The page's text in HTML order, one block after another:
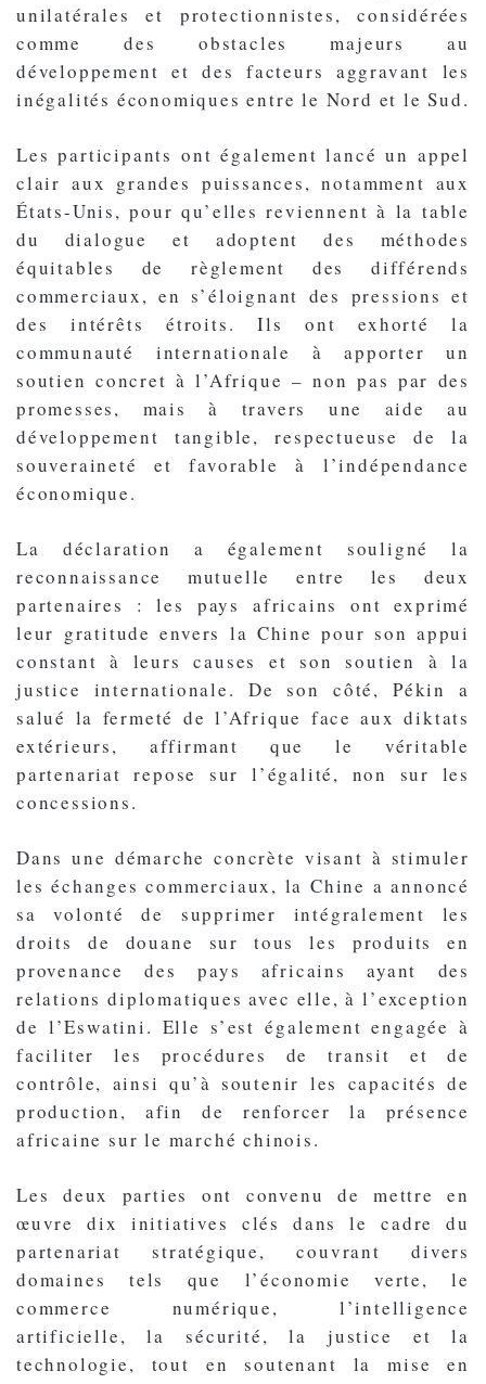
unilatérales et protectionnistes, considérées
comme des obstacles majeurs au
développement et des facteurs aggravant les
inégalités économiques entre le Nord et le Sud.
Les participants ont également lancé un appel
clair aux grandes puissances, notamment aux
États-Unis, pour qu’elles reviennent à la table
du dialogue et adoptent des méthodes
équitables de règlement des différends
commerciaux, en s’éloignant des pressions et
des intérêts étroits. Ils ont exhorté la
communauté internationale à apporter un
soutien concret à l’Afrique – non pas par des
promesses, mais à travers une aide au
développement tangible, respectueuse de la
souveraineté et favorable à l’indépendance
économique.
La déclaration a également souligné la
reconnaissance mutuelle entre les deux
partenaires : les pays africains ont exprimé
leur gratitude envers la Chine pour son appui
constant à leurs causes et son soutien à la
justice internationale. De son côté, Pékin a
salué la fermeté de l’Afrique face aux diktats
extérieurs, affirmant que le véritable
partenariat repose sur l’égalité, non sur les
concessions.
Dans une démarche concrète visant à stimuler
les échanges commerciaux, la Chine a annoncé
sa volonté de supprimer intégralement les
droits de douane sur tous les produits en
provenance des pays africains ayant des
relations diplomatiques avec elle, à l’exception
de l’Eswatini. Elle s’est également engagée à
faciliter les procédures de transit et de
contrôle, ainsi qu’à soutenir les capacités de
production, afin de renforcer la présence
africaine sur le marché chinois.
Les deux parties ont convenu de mettre en
œuvre dix initiatives clés dans le cadre du
partenariat stratégique, couvrant divers
domaines tels que l’économie verte, le
commerce numérique, l’intelligence
artificielle, la sécurité, la justice et la
technologie, tout en soutenant la mise en